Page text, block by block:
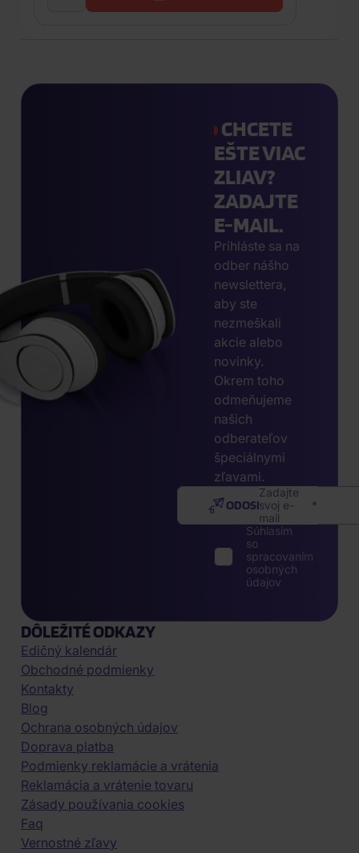
CHCETE
EŠTE VIAC
ZLIAV?
ZADAJTE
E-MAIL.
Prihláste sa na
odber nášho
newslettera,
aby ste
nezmeškali
akcie alebo
novinky.
Okrem toho
odmeňujeme
našich
odberateľov
špeciálnymi
zľavami.
Zadajte
svoj e-
mail
ODOSLAŤ
Súhlasím
so
spracovaním
osobných
údajov
DÔLEŽITÉ ODKAZY
Edičný kalendár
Obchodné podmienky
Kontakty
Blog
Ochrana osobných údajov
Doprava platba
Podmienky reklamácie a vrátenia
Reklamácia a vrátenie tovaru
Zásady používania cookies
Faq
Vernostné zľavy